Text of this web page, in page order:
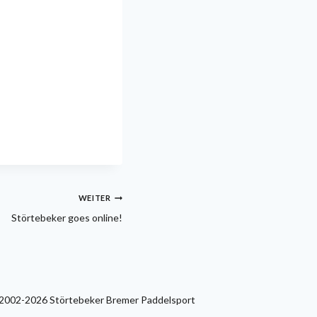
WEITER
Störtebeker goes online!
2026 Störtebeker Bremer Paddelsport